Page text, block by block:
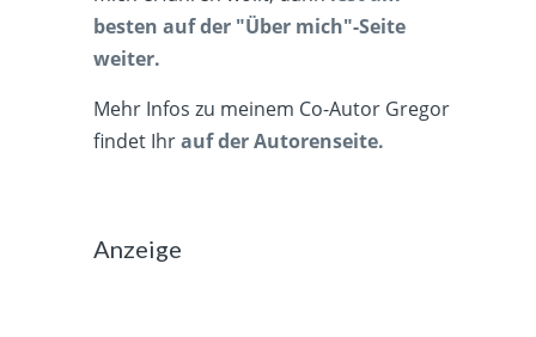
besten auf der "Über mich"-Seite
weiter.
Mehr Infos zu meinem Co-Autor Gregor
findet Ihrauf der Autorenseite.
Anzeige